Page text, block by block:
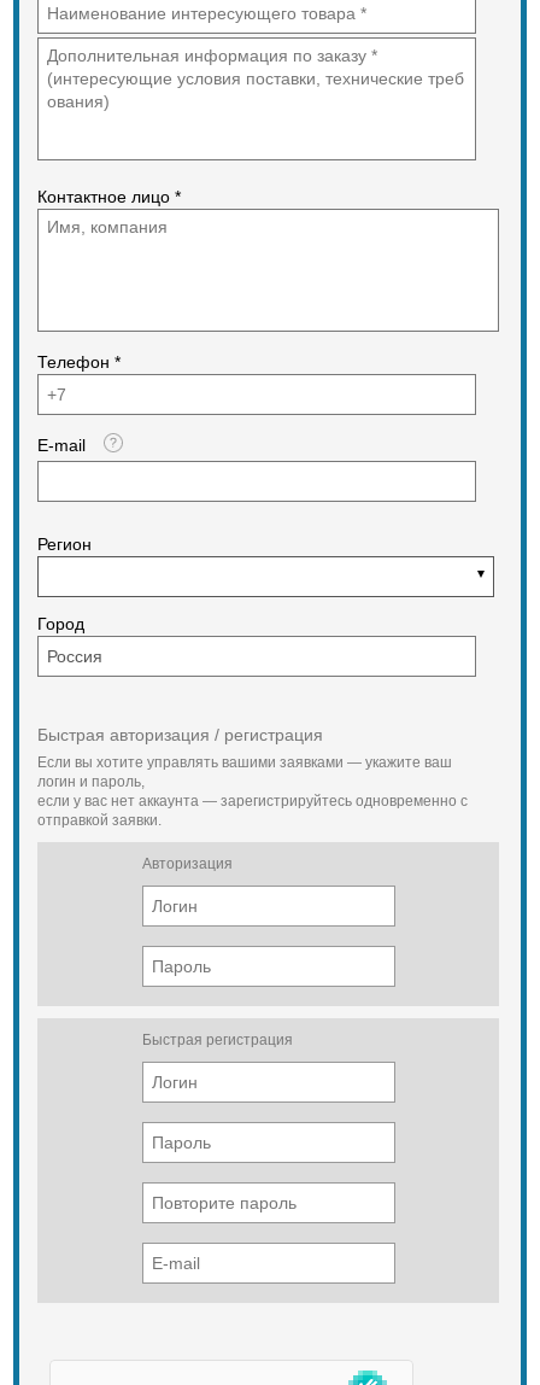
Контактное лицо *
Телефон *
E-mail
Регион
Город
Быстрая авторизация / регистрация
Если вы хотите управлять вашими заявками — укажите ваш
логин и пароль,
если у вас нет аккаунта — зарегистрируйтесь одновременно с
отправкой заявки.
Авторизация
Быстрая регистрация